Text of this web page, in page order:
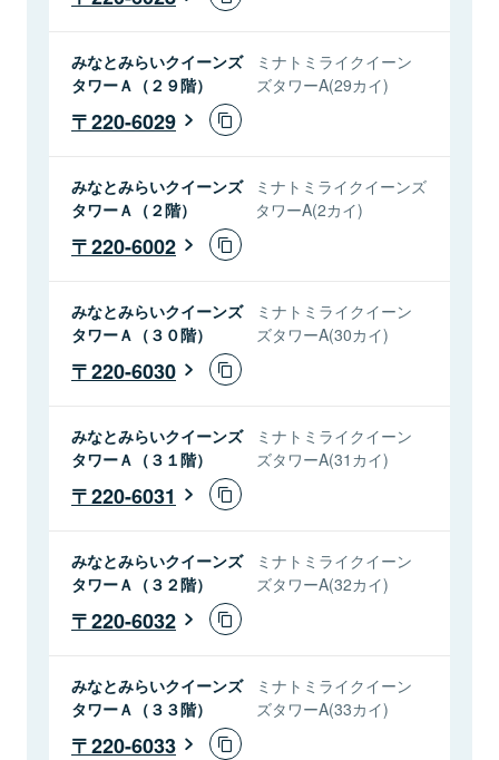
みなとみらいクイーンズ
タワーＡ（２９階）
ミナトミライクイーン
ズタワーA(29カイ)
220-6029
みなとみらいクイーンズ
タワーＡ（２階）
ミナトミライクイーンズ
タワーA(2カイ)
220-6002
みなとみらいクイーンズ
タワーＡ（３０階）
ミナトミライクイーン
ズタワーA(30カイ)
220-6030
みなとみらいクイーンズ
タワーＡ（３１階）
ミナトミライクイーン
ズタワーA(31カイ)
220-6031
みなとみらいクイーンズ
タワーＡ（３２階）
ミナトミライクイーン
ズタワーA(32カイ)
220-6032
みなとみらいクイーンズ
タワーＡ（３３階）
ミナトミライクイーン
ズタワーA(33カイ)
220-6033